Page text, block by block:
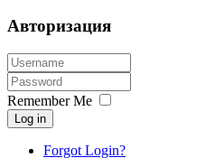
Авторизация
Remember Me
Log in
Forgot Login?